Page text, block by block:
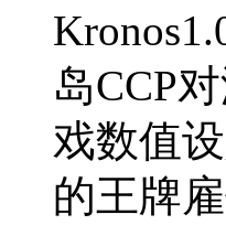
岛CCP
戏数值
的王牌